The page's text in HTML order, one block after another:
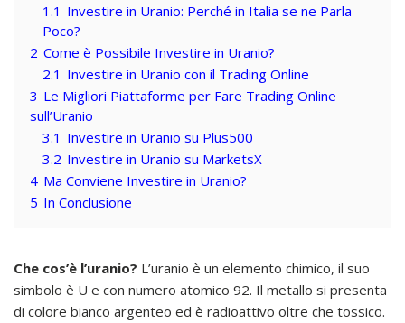
1.1 Investire in Uranio: Perché in Italia se ne Parla
Poco?
2 Come è Possibile Investire in Uranio?
2.1 Investire in Uranio con il Trading Online
3 Le Migliori Piattaforme per Fare Trading Online
sull’Uranio
3.1 Investire in Uranio su Plus500
3.2 Investire in Uranio su MarketsX
4 Ma Conviene Investire in Uranio?
5 In Conclusione
Che cos’è l’uranio? L’uranio è un elemento chimico, il suo
simbolo è U e con numero atomico 92. Il metallo si presenta
di colore bianco argenteo ed è radioattivo oltre che tossico.